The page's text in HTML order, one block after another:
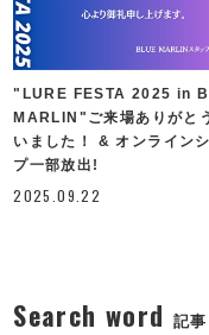
"LURE FESTA 2025 in
MARLIN"ご来場ありがと
いました！ & オンライン
プ一部放出!
2025.09.22
Search word 記